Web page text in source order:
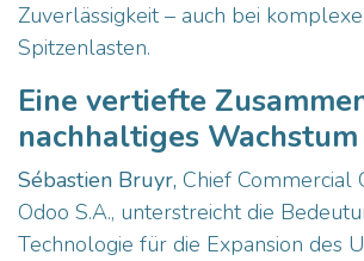
Zuverlässigkeit – auch bei
Spitzenlasten.
Eine vertiefte
nachhaltiges Wachstum
Sébastien Bruyr, Chief Commercial
Odoo S.A., unterstreicht die
Technologie für die Expansion des